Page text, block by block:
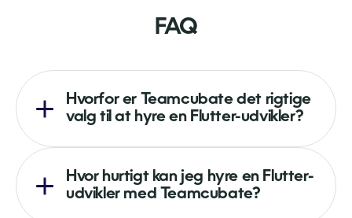
FAQ
Hvorfor er Teamcubate det rigtige
valg til at hyre en Flutter-udvikler?
Hvor hurtigt kan jeg hyre en Flutter-
udvikler med Teamcubate?